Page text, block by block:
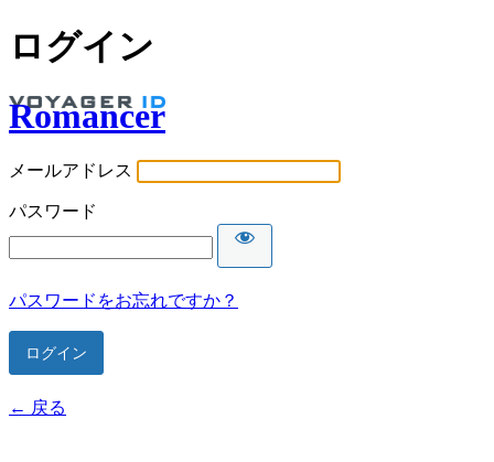
ログイン
Romancer
メールアドレス
パスワード
パスワードをお忘れですか？
← 戻る